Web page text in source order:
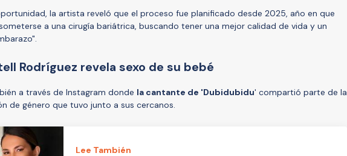
la artista reveló que el proceso fue planificado desde 2025, año en que
a una cirugía bariátrica, buscando tener una mejor calidad de vida y un
Rodríguez revela sexo de su bebé
a través de Instagram donde la cantante de 'Dubidubidu' compartió parte de la
de género que tuvo junto a sus cercanos.
Lee También